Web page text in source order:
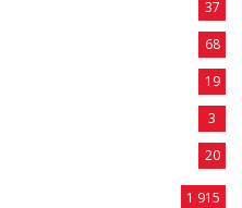
37
68
19
3
20
1 915